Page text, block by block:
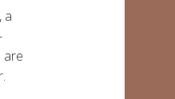
a
are